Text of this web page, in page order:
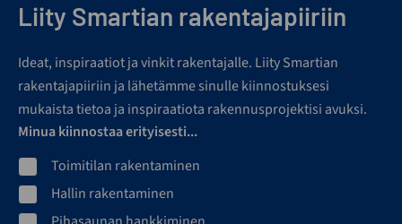
Liity Smartian rakentajapiiriin
Ideat, inspiraatiot ja vinkit rakentajalle. Liity Smartian
rakentajapiiriin ja lähetämme sinulle kiinnostuksesi
mukaista tietoa ja inspiraatiota rakennusprojektisi avuksi.
Minua kiinnostaa erityisesti...
Toimitilan rakentaminen
Hallin rakentaminen